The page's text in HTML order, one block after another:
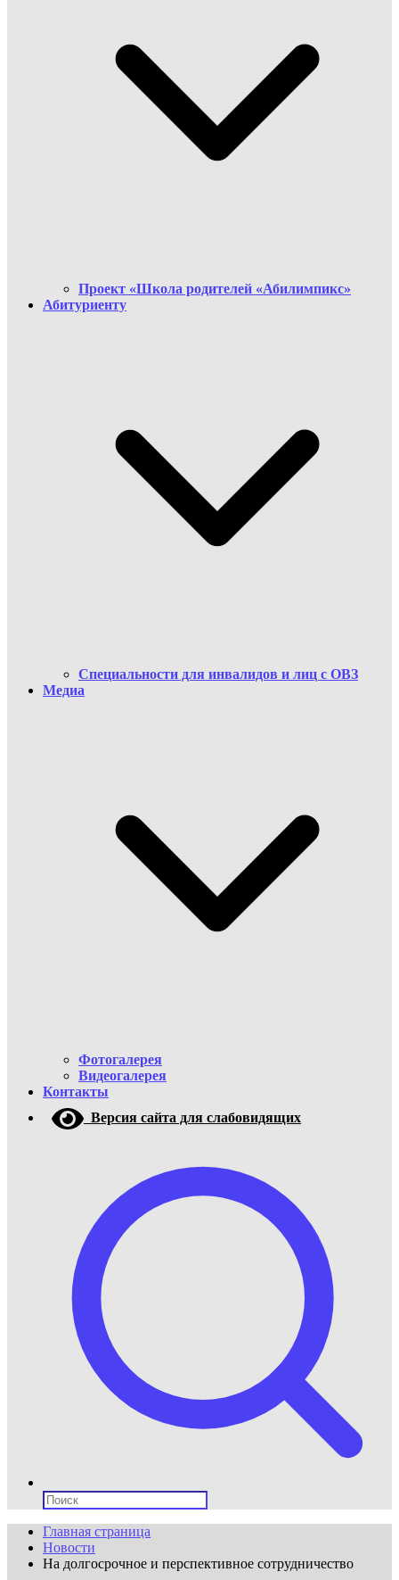
Проект «Школа родителей «Абилимпикс»
Абитуриенту
Cпециальности для инвалидов и лиц с ОВЗ
Медиа
Фотогалерея
Видеогалерея
Контакты
Версия сайта для слабовидящих
Поиск:
Главная страница
Новости
На долгосрочное и перспективное сотрудничество